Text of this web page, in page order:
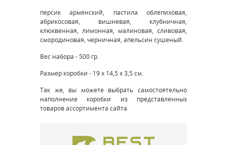
персик армянский, пастила облепиховая,
абрикосовая, вишневая, клубничная,
клюквенная, лимонная, малиновая, сливовая,
смородиновая, черничная, апельсин сушеный.
Вес набора - 500 гр.
Размер коробки - 19 х 14,5 х 3,5 см.
Так же, вы можете выбрать самостоятельно
наполнение коробки из представленных
товаров ассортимента сайта.